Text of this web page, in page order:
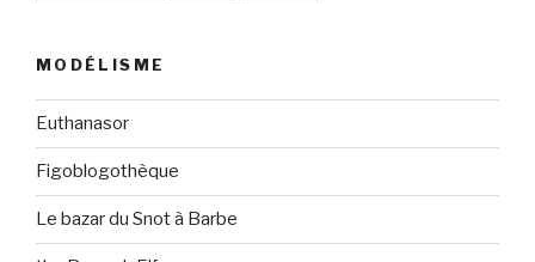
MODÉLISME
Euthanasor
Figoblogothèque
Le bazar du Snot à Barbe